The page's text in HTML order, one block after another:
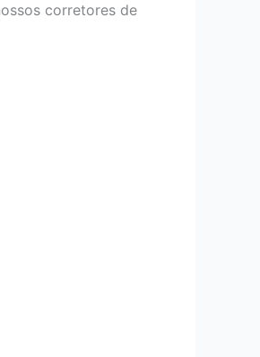
corretores de